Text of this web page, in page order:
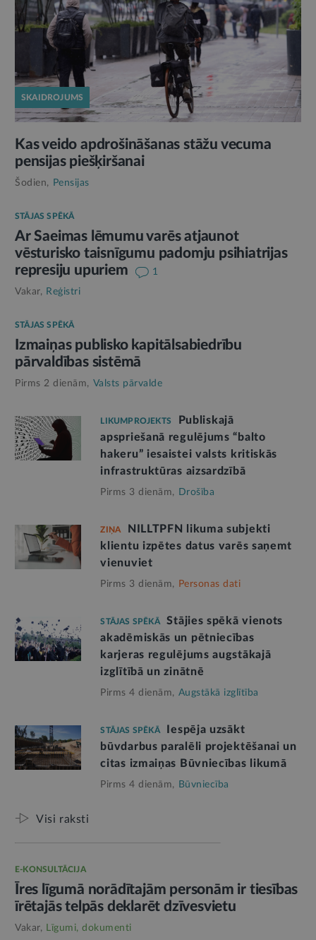
SKAIDROJUMS
Kas veido apdrošināšanas stāžu vecuma
pensijas piešķiršanai
Šodien, Pensijas
STĀJAS SPĒKĀ
Ar Saeimas lēmumu varēs atjaunot
vēsturisko taisnīgumu padomju psihiatrijas
represiju upuriem
1
Vakar, Reģistri
STĀJAS SPĒKĀ
Izmaiņas publisko kapitālsabiedrību
pārvaldības sistēmā
Pirms 2 dienām, Valsts pārvalde
LIKUMPROJEKTS
Publiskajā
apspriešanā regulējums “balto
hakeru” iesaistei valsts kritiskās
infrastruktūras aizsardzībā
Pirms 3 dienām, Drošība
ZIŅA
NILLTPFN likuma subjekti
klientu izpētes datus varēs saņemt
vienuviet
Pirms 3 dienām, Personas dati
STĀJAS SPĒKĀ
Stājies spēkā vienots
akadēmiskās un pētniecības
karjeras regulējums augstākajā
izglītībā un zinātnē
Pirms 4 dienām, Augstākā izglītība
STĀJAS SPĒKĀ
Iespēja uzsākt
būvdarbus paralēli projektēšanai un
citas izmaiņas Būvniecības likumā
Pirms 4 dienām, Būvniecība
Visi raksti
E-KONSULTĀCIJA
Īres līgumā norādītajām personām ir tiesības
īrētajās telpās deklarēt dzīvesvietu
Vakar, Līgumi, dokumenti